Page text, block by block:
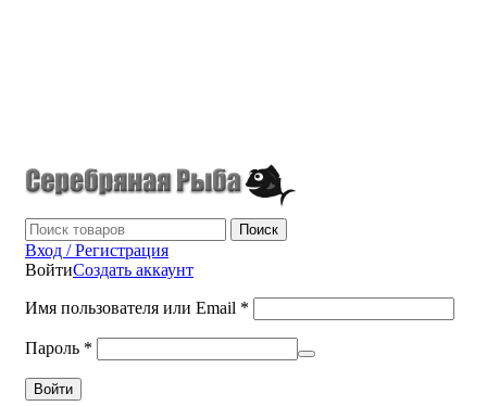
Поиск
Вход / Регистрация
ВойтиСоздать аккаунт
Имя пользователя или Email *
Пароль *
Войти